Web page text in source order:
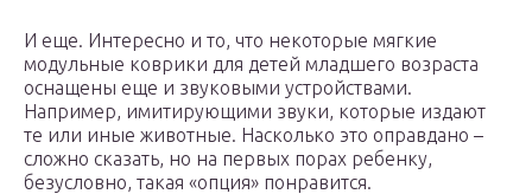
И еще. Интересно и то, что некоторые мягкие
модульные коврики для детей младшего возраста
оснащены еще и звуковыми устройствами.
Например, имитирующими звуки, которые издают
те или иные животные. Насколько это оправдано –
сложно сказать, но на первых порах ребенку,
безусловно, такая «опция» понравится.